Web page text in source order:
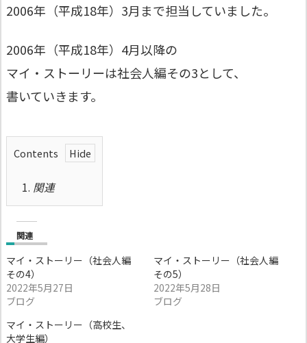
2006年（平成18年）3月まで担当していました。
2006年（平成18年）4月以降の
マイ・ストーリーは社会人編その3として、
書いていきます。
Contents
1. 関連
関連
マイ・ストーリー（社会人編
その4）
2022年5月27日
ブログ
マイ・ストーリー（社会人編
その5）
2022年5月28日
ブログ
マイ・ストーリー（高校生、
大学生編）